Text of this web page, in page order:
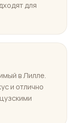
для
в Лилле.
и отлично